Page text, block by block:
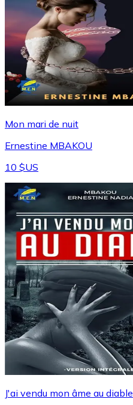
Mon mari de nuit
Ernestine MBAKOU
10 $US
J'ai vendu mon âme au diable